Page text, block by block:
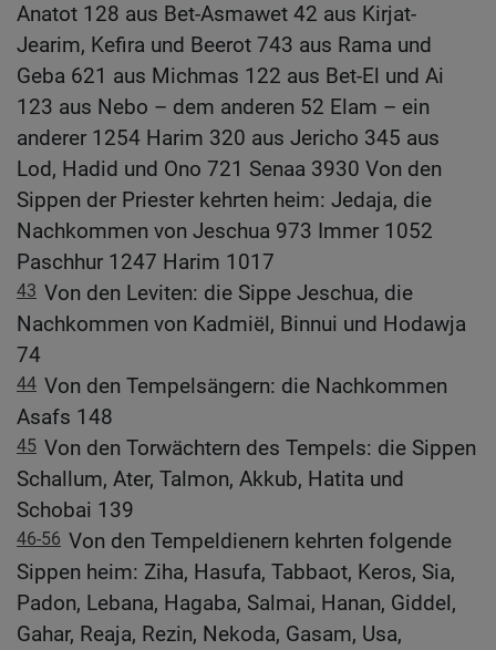
Anatot 128 aus Bet-Asmawet 42 aus Kirjat-
Jearim, Kefira und Beerot 743 aus Rama und
Geba 621 aus Michmas 122 aus Bet-El und Ai
123 aus Nebo – dem anderen 52 Elam – ein
anderer 1254 Harim 320 aus Jericho 345 aus
Lod, Hadid und Ono 721 Senaa 3930 Von den
Sippen der Priester kehrten heim: Jedaja, die
Nachkommen von Jeschua 973 Immer 1052
Paschhur 1247 Harim 1017
43 Von den Leviten: die Sippe Jeschua, die
Nachkommen von Kadmiël, Binnui und Hodawja
74
44 Von den Tempelsängern: die Nachkommen
Asafs 148
45 Von den Torwächtern des Tempels: die Sippen
Schallum, Ater, Talmon, Akkub, Hatita und
Schobai 139
46-56 Von den Tempeldienern kehrten folgende
Sippen heim: Ziha, Hasufa, Tabbaot, Keros, Sia,
Padon, Lebana, Hagaba, Salmai, Hanan, Giddel,
Gahar, Reaja, Rezin, Nekoda, Gasam, Usa,